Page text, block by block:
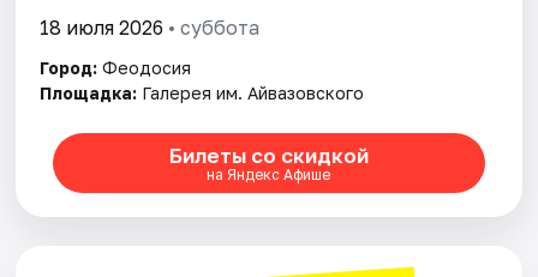
18 июля 2026 • суббота
Город: Феодосия
Площадка: Галерея им. Айвазовского
Билеты со скидкой
на Яндекс Афише